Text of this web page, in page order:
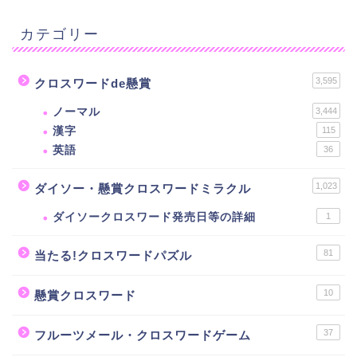
カテゴリー
クロスワードde懸賞 3,595
ノーマル 3,444
漢字 115
英語 36
ダイソー・懸賞クロスワードミラクル 1,023
ダイソークロスワード発売日等の詳細 1
当たる!クロスワードパズル 81
懸賞クロスワード 10
フルーツメール・クロスワードゲーム 37